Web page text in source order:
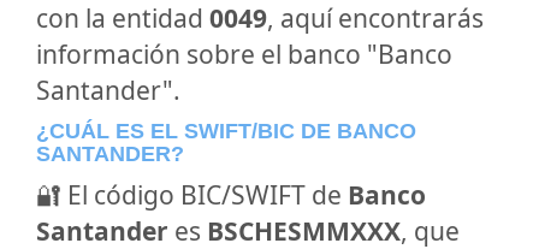
con la entidad 0049, aquí encontrarás
información sobre el banco "Banco
Santander".
¿CUÁL ES EL SWIFT/BIC DE BANCO
SANTANDER?
🔐 El código BIC/SWIFT de Banco
Santander es BSCHESMMXXX, que